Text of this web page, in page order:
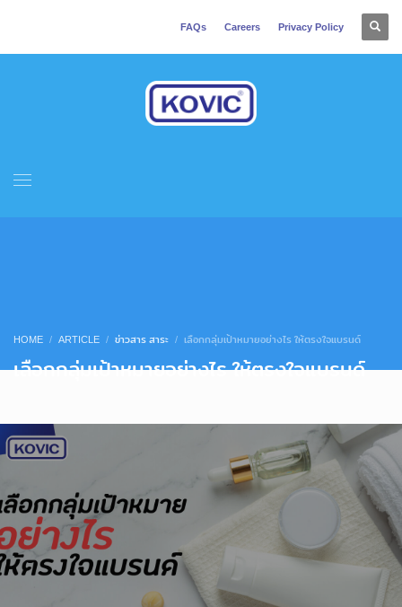
FAQs Careers Privacy Policy
HOME ARTICLE ข่าวสาร สาระ เลือกกลุ่มเป้าหมายอย่างไร ให้ตรงใจแบรนด์
เลือกกลุ่มเป้าหมายอย่างไร ให้ตรงใจแบรนด์